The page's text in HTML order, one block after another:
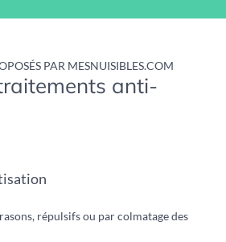
PAR MESNUISIBLES.COM
anti-
répulsifs ou par colmatage des